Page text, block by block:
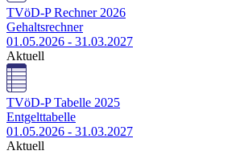
TVöD-P Rechner 2026
Gehaltsrechner
01.05.2026 - 31.03.2027
Aktuell
TVöD-P Tabelle 2025
Entgelttabelle
01.05.2026 - 31.03.2027
Aktuell